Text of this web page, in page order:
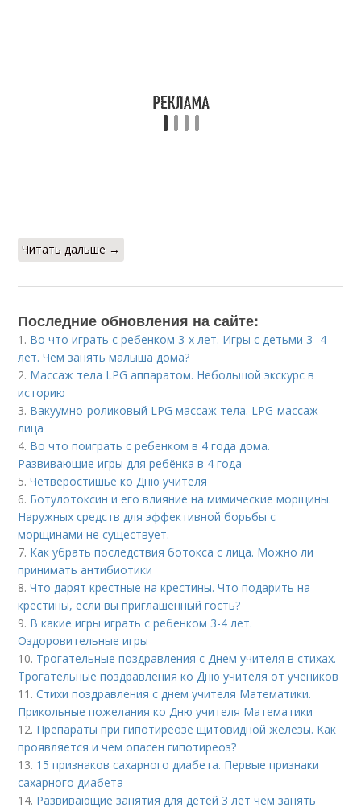
Читать дальше →
Последние обновления на сайте:
1. Во что играть с ребенком 3-х лет. Игры с детьми 3- 4
лет. Чем занять малыша дома?
2. Массаж тела LPG аппаратом. Небольшой экскурс в
историю
3. Вакуумно-роликовый LPG массаж тела. LPG-массаж
лица
4. Во что поиграть с ребенком в 4 года дома.
Развивающие игры для ребёнка в 4 года
5.Четверостишье ко Дню учителя
6. Ботулотоксин и его влияние на мимические морщины.
Наружных средств для эффективной борьбы с
морщинами не существует.
7. Как убрать последствия ботокса с лица. Можно ли
принимать антибиотики
8.Что дарят крестные на крестины. Что подарить на
крестины, если вы приглашенный гость?
9. В какие игры играть с ребенком 3-4 лет.
Оздоровительные игры
10. Трогательные поздравления с Днем учителя в стихах.
Трогательные поздравления ко Дню учителя от учеников
11.Стихи поздравления с днем учителя Математики.
Прикольные пожелания ко Дню учителя Математики
12. Препараты при гипотиреозе щитовидной железы. Как
проявляется и чем опасен гипотиреоз?
13. 15 признаков сахарного диабета. Первые признаки
сахарного диабета
14. Развивающие занятия для детей 3 лет чем занять